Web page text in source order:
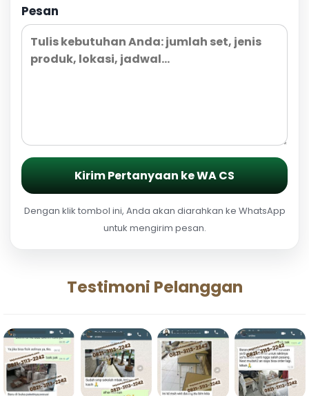
Pesan
Kirim Pertanyaan ke WA CS
Dengan klik tombol ini, Anda akan diarahkan ke WhatsApp
untuk mengirim pesan.
Testimoni Pelanggan